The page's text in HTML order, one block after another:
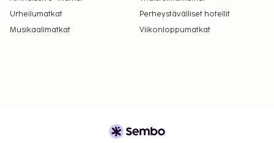
Urheilumatkat
Perheystävälliset hotellit
Musikaalimatkat
Viikonloppumatkat